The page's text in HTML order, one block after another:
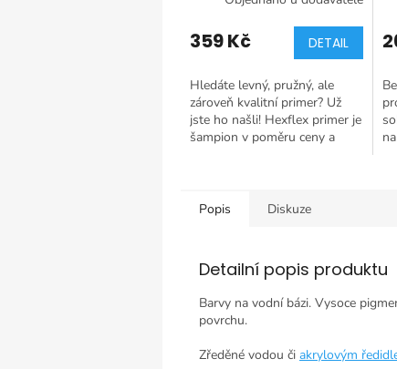
359 Kč DETAIL
Hledáte levný, pružný, ale
zároveň kvalitní primer? Už
jste ho našli! Hexflex primer je
šampion v poměru ceny a
Popis Diskuze
Detailní popis produktu
Barvy na vodní bázi. Vysoce
povrchu.
Zředěné vodou či akrylovým